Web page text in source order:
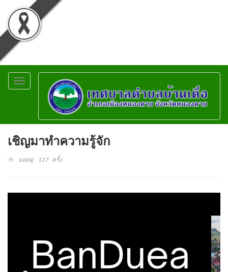
Toggle
navigation
เชิญมาทำความรู้จัก
ยอดดู 127 ครั้ง